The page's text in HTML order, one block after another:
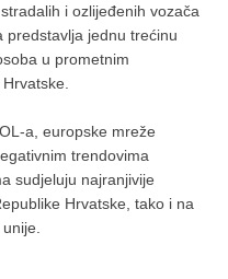
i ozlijeđenih vozača
predstavlja jednu trećinu
u prometnim
a, europske mreže
trendovima
sudjeluju najranjivije
Hrvatske, tako i na